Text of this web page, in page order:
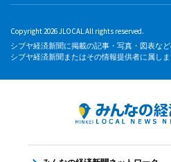
Copyright 2026 JLOCAL All rights reserved.
シブヤ経済新聞に掲載の記事・写真・図表な
シブヤ経済新聞またはその情報提供者に属しま